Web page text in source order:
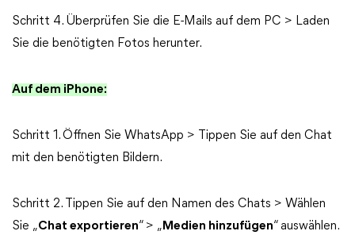
Schritt 4. Überprüfen Sie die E-Mails auf dem PC > Laden
Sie die benötigten Fotos herunter.
Auf dem iPhone:
Schritt 1. Öffnen Sie WhatsApp > Tippen Sie auf den Chat
mit den benötigten Bildern.
Schritt 2. Tippen Sie auf den Namen des Chats > Wählen
Sie „Chat exportieren“ > „ Medien hinzufügen“ auswählen.